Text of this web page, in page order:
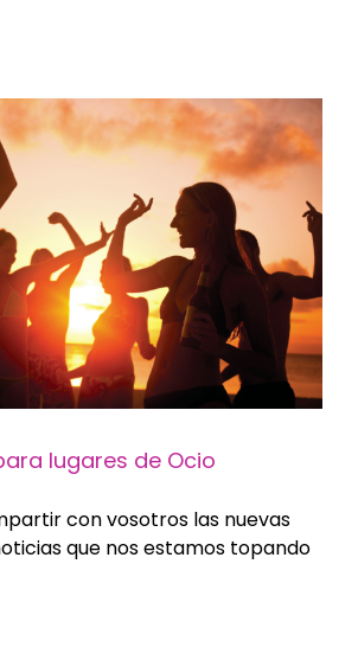
lugares de Ocio
con vosotros las nuevas
que nos estamos topando